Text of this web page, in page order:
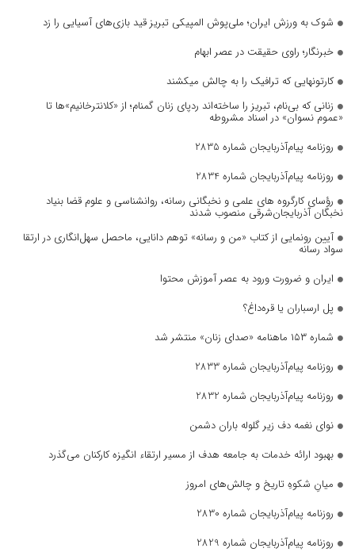
شوک به ورزش ایران؛ ملی‌پوش المپیکی تبریز قید بازی‌های آسیایی را زد
خبرنگار؛ راوی حقیقت در عصر ابهام
کارتونهایی که ترافیک را به چالش میکشند
زنانی که بی‌نام، تبریز را ساخته‌اند ردپای زنان گمنام؛ از «کلانترخانیم»ها تا
«عموم نسوان» در اسناد مشروطه
روزنامه پیام‌آذربایجان شماره 2835
روزنامه پیام‌آذربایجان شماره 2834
رؤسای کارگروه های علمی و نخبگانی رسانه، روانشناسی و علوم قضا بنیاد
نخبگان آذربایجان‌شرقی منصوب شدند
آیین رونمایی از کتاب «من و رسانه» توهم دانایی، ماحصل سهل‌انگاری در ارتقا
سواد رسانه
ایران و ضرورت ورود به عصر آموزش محتوا
پل ارسباران یا قره‌داغ؟
شماره ۱۵۳ ماهنامه «صدای زنان» منتشر شد
روزنامه پیام‌آذربایجان شماره 2833
روزنامه پیام‌آذربایجان شماره 2832
نوای نغمه دف زیر گلوله باران دشمن
بهبود ارائه خدمات به جامعه هدف از مسیر ارتقاء انگیزه کارکنان می‌گذرد
میانِ شکوهِ تاریخ و چالش‌های امروز
روزنامه پیام‌آذربایجان شماره 2830
روزنامه پیام‌آذربایجان شماره 2829